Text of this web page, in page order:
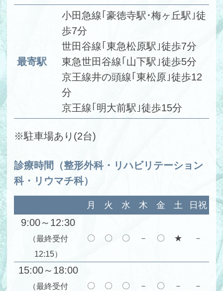
最寄駅
小田急線｢豪徳寺駅･梅ヶ丘駅｣徒
歩7分
世田谷線｢東急松原駅｣徒歩7分
東急世田谷線｢山下駅｣徒歩5分
京王線井の頭線｢東松原｣徒歩12
分
京王線｢明大前駅｣徒歩15分
※駐車場あり(2台)
診療時間（整形外科・リハビリテーション
科・リウマチ科）
月 火 水 木 金 土 日祝
9:00～12:30
（最終受付
12:15）
〇 〇 〇 － 〇 ★ －
15:00～18:00
（最終受付
〇 〇 〇 － 〇 － －